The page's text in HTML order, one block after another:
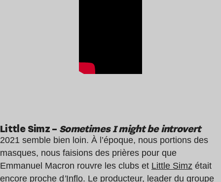
Little Simz – Sometimes I might be introvert
2021 semble bien loin. À l’époque, nous portions des
masques, nous faisions des prières pour que
Emmanuel Macron rouvre les clubs et Little Simz était
encore proche d ’Inflo. Le producteur, leader du groupe